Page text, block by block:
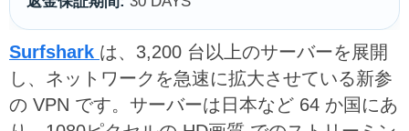
Surfshark は、3,200 台以上のサーバーを展開
し、ネットワークを急速に拡大させている新参
の VPN です。サーバーは日本など 64 か国にあ